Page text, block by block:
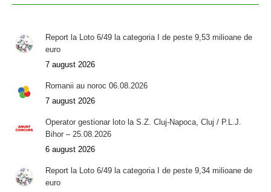
Report la Loto 6/49 la categoria I de peste 9,53 milioane de
euro
7 august 2026
Romanii au noroc 06.08.2026
7 august 2026
Operator gestionar loto la S.Z. Cluj-Napoca, Cluj / P.L.J.
Bihor – 25.08.2026
6 august 2026
Report la Loto 6/49 la categoria I de peste 9,34 milioane de
euro